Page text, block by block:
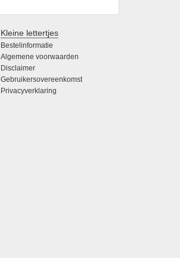
Kleine lettertjes
Bestelinformatie
Algemene voorwaarden
Disclaimer
Gebruikersovereenkomst
Privacyverklaring